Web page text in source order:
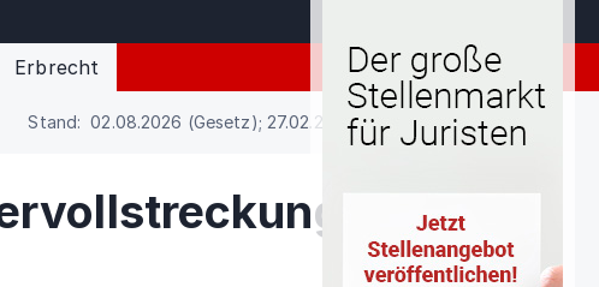
Erbrecht
Stand: 02.08.2026 (Gesetz); 27.02.2020 (Kommentierung)